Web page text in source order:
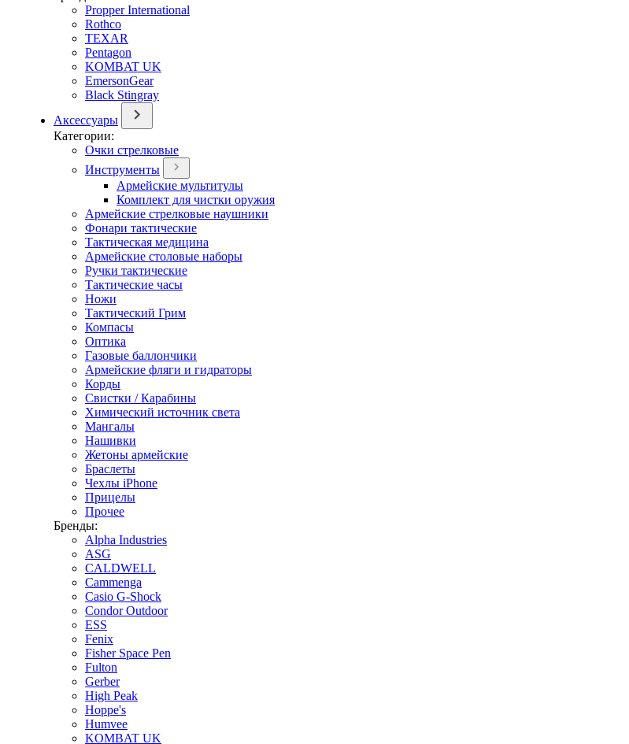
Propper International
Rothco
TEXAR
Pentagon
KOMBAT UK
EmersonGear
Black Stingray
Аксессуары
Категории:
Очки стрелковые
Инструменты
Армейские мультитулы
Комплект для чистки оружия
Армейские стрелковые наушники
Фонари тактические
Тактическая медицина
Армейские столовые наборы
Ручки тактические
Тактические часы
Ножи
Тактический Грим
Компасы
Оптика
Газовые баллончики
Армейские фляги и гидраторы
Корды
Свистки / Карабины
Химический источник света
Мангалы
Нашивки
Жетоны армейские
Браслеты
Чехлы iPhone
Прицелы
Прочее
Бренды:
Alpha Industries
ASG
CALDWELL
Cammenga
Casio G-Shock
Condor Outdoor
ESS
Fenix
Fisher Space Pen
Fulton
Gerber
High Peak
Hoppe's
Humvee
KOMBAT UK